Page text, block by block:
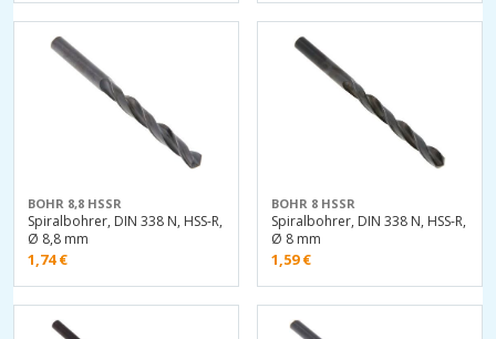
BOHR 8,8 HSSR
Spiralbohrer, DIN 338 N, HSS-R,
Ø 8,8 mm
1,74€
BOHR 8 HSSR
Spiralbohrer, DIN 338 N, HSS-R,
Ø 8 mm
1,59€